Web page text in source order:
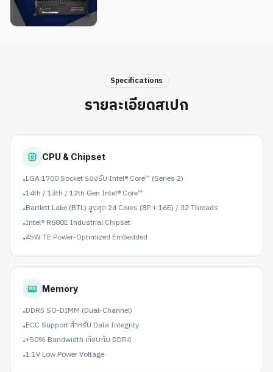
Specifications
รายละเอียดสเปก
CPU & Chipset
•LGA 1700 Socket รองรับ Intel® Core™ (Series 2)
•14th / 13th / 12th Gen Intel® Core™
•Bartlett Lake (BTL) สูงสุด 24 Cores (8P + 16E) / 32 Threads
•Intel® R680E Industrial Chipset
•45W TE Power-Optimized Embedded
Memory
•DDR5 SO-DIMM (Dual-Channel)
•ECC Support สำหรับ Data Integrity
•+50% Bandwidth เทียบกับ DDR4
•1.1V Low Power Voltage